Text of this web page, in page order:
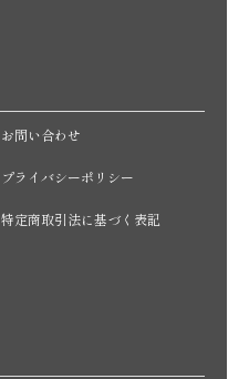
お問い合わせ
プライバシーポリシー
特定商取引法に基づく表記